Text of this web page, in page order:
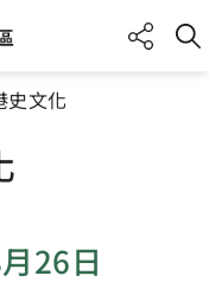
史文化
26日